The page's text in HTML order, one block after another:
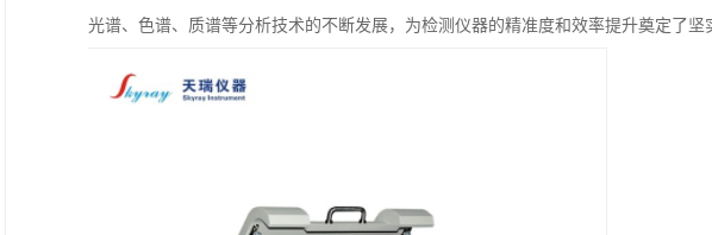
光谱、色谱、质谱等分析技术的不断发展，为检测仪器的精准度和效率提升奠定了坚